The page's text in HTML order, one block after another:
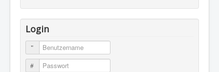
Login
Benutzername
Passwort